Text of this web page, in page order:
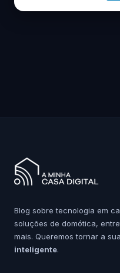
Blog sobre tecnologia em
soluções de domótica,
mais. Queremos tornar a
inteligente.